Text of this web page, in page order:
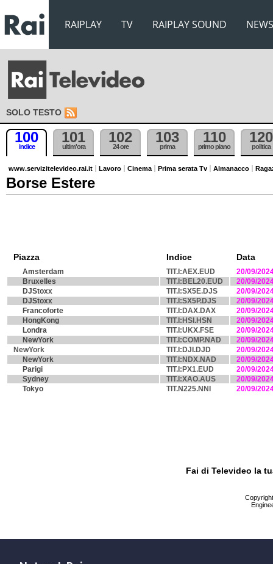
RAIPLAY TV RAIPLAY SOUND NEWS
SOLO TESTO
100
indice
101
ultim'ora
102
24 ore
103
prima
110
primo piano
120
politica
www.servizitelevideo.rai.it Lavoro Cinema Prima serata Tv Almanacco
Borse Estere
Piazza Indice Data
Amsterdam TIT.I:AEX.EUD
20/09/
Bruxelles
TIT.I:BEL20.EUD
20/09/
DJStoxx
TIT.I:SX5E.DJS
20/09/
DJStoxx
TIT.I:SX5P.DJS
20/09/
Francoforte
TIT.I:DAX.DAX
20/09/
HongKong
TIT.I:HSI.HSN
20/09/
Londra
TIT.I:UKX.FSE
20/09/
NewYork
TIT.I:COMP.NAD
20/09/
NewYork
TIT.I:DJI.DJD
20/09/
NewYork
TIT.I:NDX.NAD
20/09/
Parigi
TIT.I:PX1.EUD
20/09/
Sydney
TIT.I:XAO.AUS
20/09/
Tokyo
TIT.N225.NNI 20/09/
Fai di Televideo la